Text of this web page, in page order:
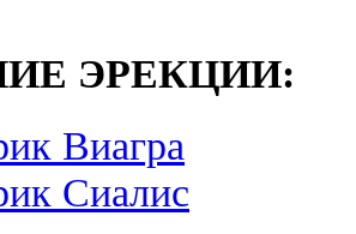
ЭРЕКЦИИ:
Виагра
Сиалис